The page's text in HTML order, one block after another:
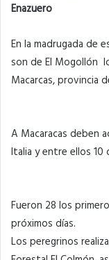
Enazuero
En la madrugada de
son de El Mogollón
Macarcas, provincia
A Macaracas deben
Italia y entre ellos 10
Fueron 28 los
próximos días.
Los peregrinos